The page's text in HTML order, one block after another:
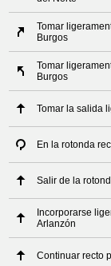
Tomar
Burgos
Tomar
Burgos
Tomar la salida
En la rotonda
Salir de la
Incorporarse
Arlanzón
Continuar recto